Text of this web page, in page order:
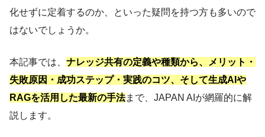
化せずに定着するのか、といった疑問を持つ方も多いので
はないでしょうか。
本記事では、 ナレッジ共有の定義や種類から、メリット・
失敗原因・成功ステップ・実践のコツ、そして生成AIや
RAGを活用した最新の手法まで、JAPAN AIが網羅的に解
説します。